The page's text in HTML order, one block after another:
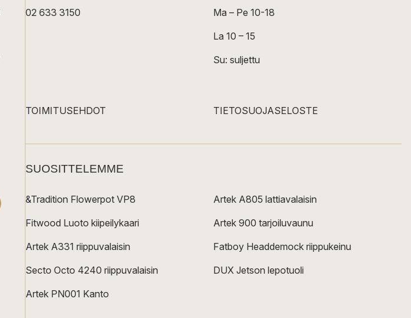
02 633 3150
Ma – Pe 10-18
La 10 – 15
Su: suljettu
TOIMITUSEHDOT TIETOSUOJASELOSTE
SUOSITTELEMME
&Tradition Flowerpot VP8
Fitwood Luoto kiipeilykaari
Artek A331 riippuvalaisin
Secto Octo 4240 riippuvalaisin
Artek PN001 Kanto
Artek A805 lattiavalaisin
Artek 900 tarjoiluvaunu
Fatboy Headdemock riippukeinu
DUX Jetson lepotuoli